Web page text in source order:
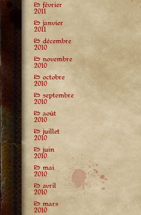
février
2011
janvier
2011
décembre
2010
novembre
2010
octobre
2010
septembre
2010
août
2010
juillet
2010
juin
2010
mai
2010
avril
2010
mars
2010